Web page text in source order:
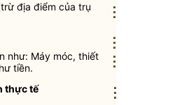
địa điểm của trụ
như: Máy móc, thiết
tiền.
thực tế
⋮
⋮
⋮
⋮